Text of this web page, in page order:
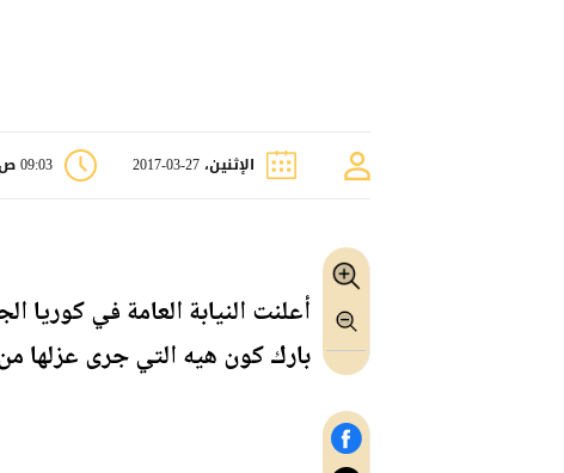
الإثنين، 27-03-2017 09:03 ص
أعلنت النيابة العامة في كوريا
بارك كون هيه التي جرى عزلها